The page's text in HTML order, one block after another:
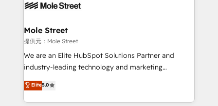
workflows; automation agents; process optimization
Healthcare: HIPAA implementations; secure data
workflows 💼 Financial Services: compliant
workflows; audit-ready reporting ⚖️ Legal: client
intake; pipeline and document workflows 🛒 E-
revenue automation 🏢 Real Estate: deal pipelines;
portfolio and lifecycle management 🏭
Mole Street
提供元：Mole Street
We are an Elite HubSpot Solutions Partner and
industry-leading technology and marketing
consultancy. Our focus is on enterprise and mid-
market B2B companies globally that want a strategic
approach to execute their goals through creative
Elite5.0